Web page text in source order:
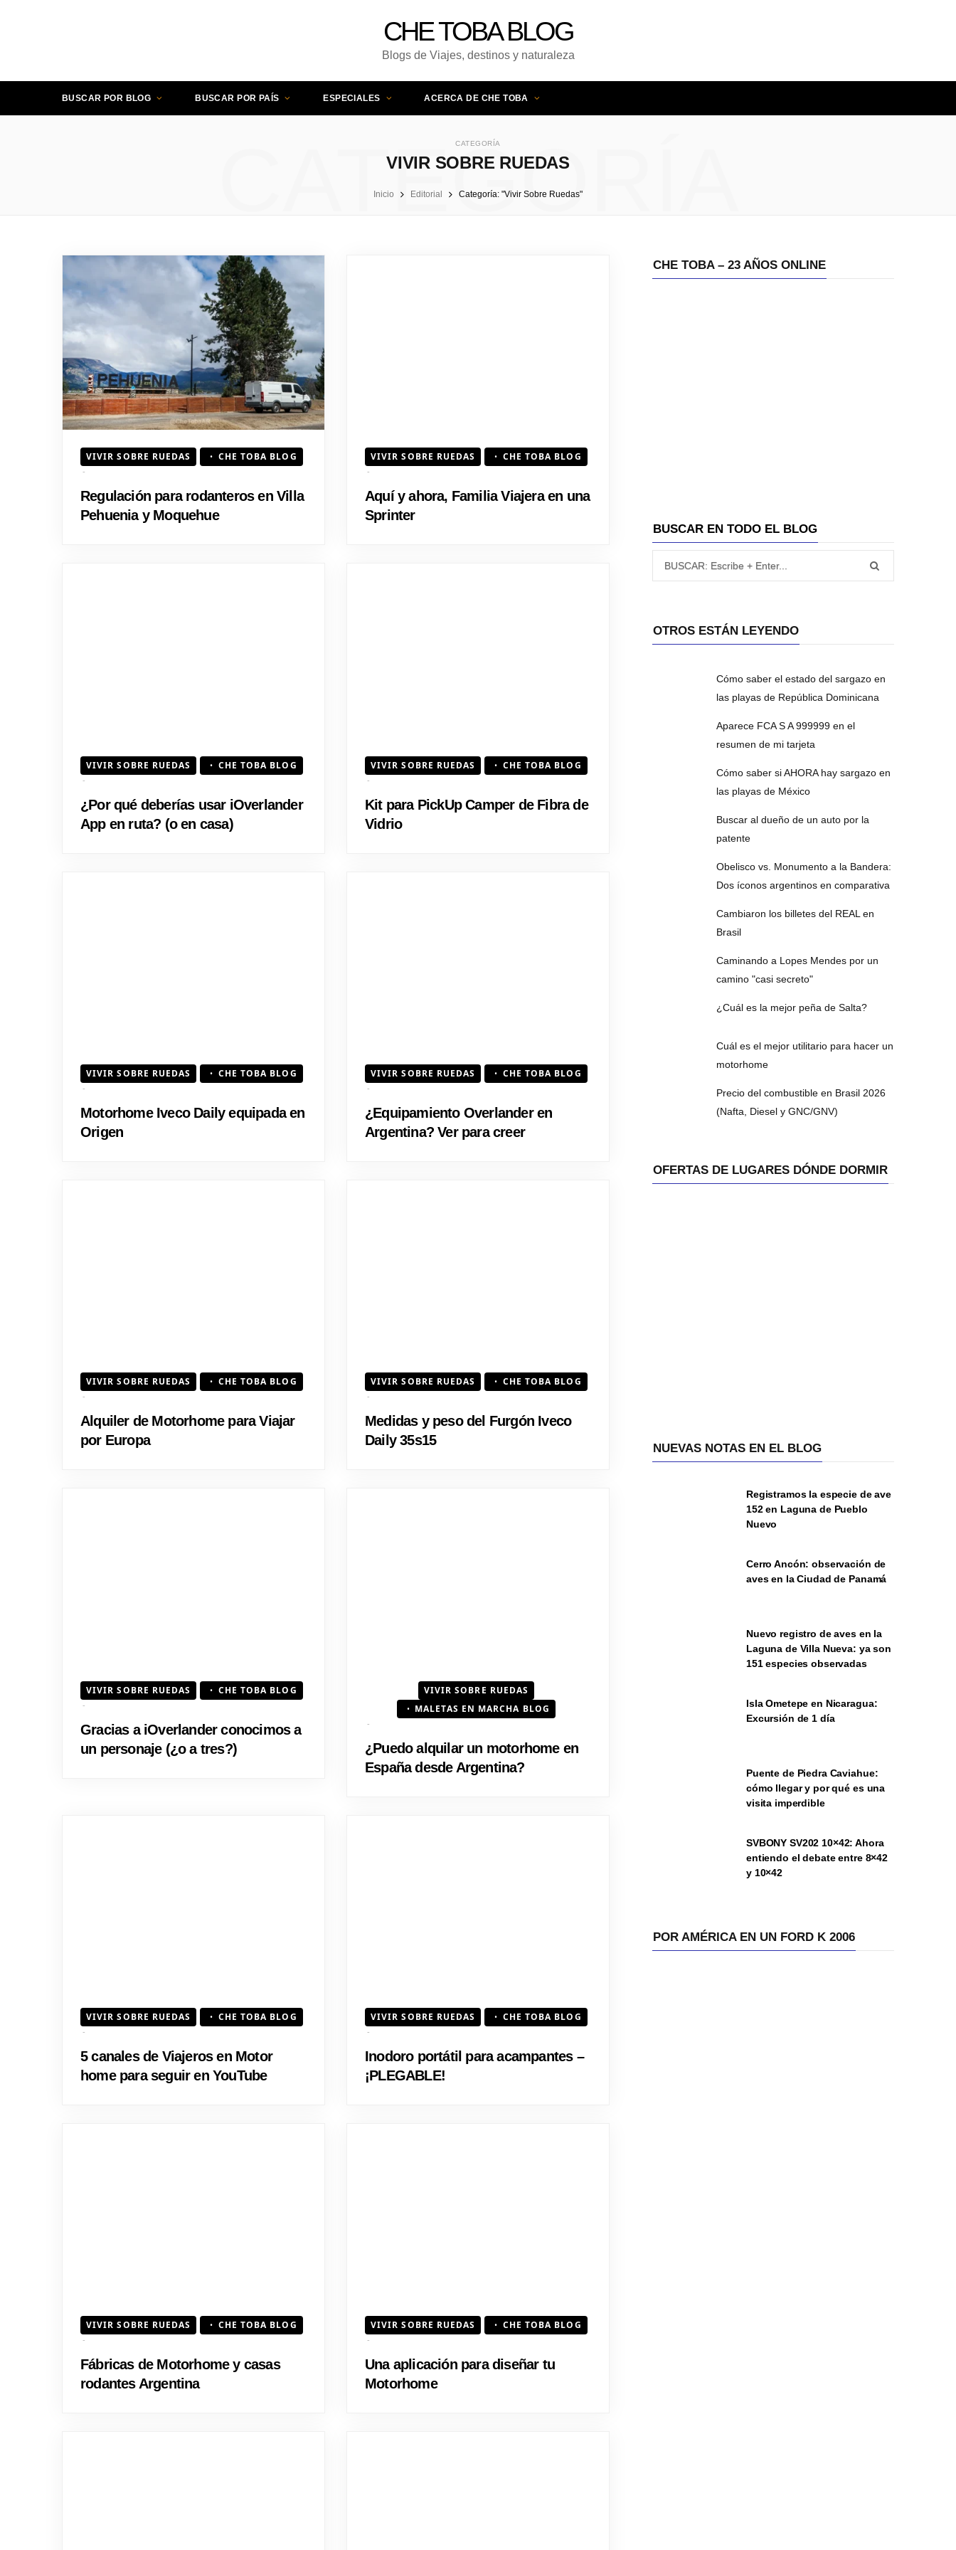
CHE TOBA BLOG
Blogs de Viajes, destinos y naturaleza
BUSCAR POR BLOG BUSCAR POR PAÍS ESPECIALES ACERCA DE CHE TOBA
CATEGORÍA
VIVIR SOBRE RUEDAS
CATEGORÍA
Inicio Editorial Categoría: "Vivir Sobre Ruedas"
VIVIR SOBRE RUEDAS CHE TOBA BLOG
Regulación para rodanteros en Villa
Pehuenia y Moquehue
VIVIR SOBRE RUEDAS CHE TOBA BLOG
Aquí y ahora, Familia Viajera en una
Sprinter
VIVIR SOBRE RUEDAS CHE TOBA BLOG
¿Por qué deberías usar iOverlander
App en ruta? (o en casa)
VIVIR SOBRE RUEDAS CHE TOBA BLOG
Kit para PickUp Camper de Fibra de
Vidrio
VIVIR SOBRE RUEDAS CHE TOBA BLOG
Motorhome Iveco Daily equipada en
Origen
VIVIR SOBRE RUEDAS CHE TOBA BLOG
¿Equipamiento Overlander en
Argentina? Ver para creer
VIVIR SOBRE RUEDAS CHE TOBA BLOG
Alquiler de Motorhome para Viajar
por Europa
VIVIR SOBRE RUEDAS CHE TOBA BLOG
Medidas y peso del Furgón Iveco
Daily 35s15
VIVIR SOBRE RUEDAS CHE TOBA BLOG
Gracias a iOverlander conocimos a
un personaje (¿o a tres?)
VIVIR SOBRE RUEDAS
MALETAS EN MARCHA BLOG
¿Puedo alquilar un motorhome en
España desde Argentina?
VIVIR SOBRE RUEDAS CHE TOBA BLOG
5 canales de Viajeros en Motor
home para seguir en YouTube
VIVIR SOBRE RUEDAS CHE TOBA BLOG
Inodoro portátil para acampantes –
¡PLEGABLE!
VIVIR SOBRE RUEDAS CHE TOBA BLOG
Fábricas de Motorhome y casas
rodantes Argentina
VIVIR SOBRE RUEDAS CHE TOBA BLOG
Una aplicación para diseñar tu
Motorhome
CHE TOBA – 23 AÑOS ONLINE
BUSCAR EN TODO EL BLOG
OTROS ESTÁN LEYENDO
Cómo saber el estado del sargazo en
las playas de República Dominicana
Aparece FCA S A 999999 en el
resumen de mi tarjeta
Cómo saber si AHORA hay sargazo en
las playas de México
Buscar al dueño de un auto por la
patente
Obelisco vs. Monumento a la Bandera:
Dos íconos argentinos en comparativa
Cambiaron los billetes del REAL en
Brasil
Caminando a Lopes Mendes por un
camino "casi secreto"
¿Cuál es la mejor peña de Salta?
Cuál es el mejor utilitario para hacer un
motorhome
Precio del combustible en Brasil 2026
(Nafta, Diesel y GNC/GNV)
OFERTAS DE LUGARES DÓNDE DORMIR
NUEVAS NOTAS EN EL BLOG
Registramos la especie de ave
152 en Laguna de Pueblo
Nuevo
Cerro Ancón: observación de
aves en la Ciudad de Panamá
Nuevo registro de aves en la
Laguna de Villa Nueva: ya son
151 especies observadas
Isla Ometepe en Nicaragua:
Excursión de 1 día
Puente de Piedra Caviahue:
cómo llegar y por qué es una
visita imperdible
SVBONY SV202 10×42: Ahora
entiendo el debate entre 8×42
y 10×42
POR AMÉRICA EN UN FORD K 2006